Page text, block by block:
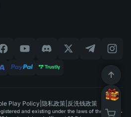
Play Policy 隐私政策 反洗钱政策
and existing under the laws of the